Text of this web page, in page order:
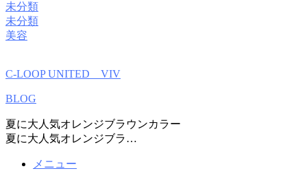
未分類
未分類
美容
C-LOOP UNITED VIV
BLOG
夏に大人気オレンジブラウンカラー
夏に大人気オレンジブラ…
メニュー